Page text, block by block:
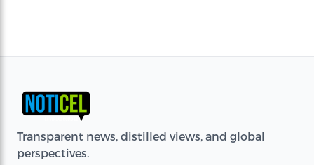
Transparent news, distilled views, and global
perspectives.